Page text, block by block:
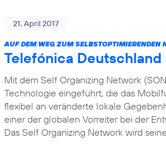
21. April 2017
AUF DEM WEG ZUM SELBSTOPTIMIERENDEN
Telefónica
Mit dem Self Organizing Network
Technologie eingeführt, die das
flexibel an veränderte lokale
einer der globalen Vorreiter bei der
Das Self Organizing Network wird